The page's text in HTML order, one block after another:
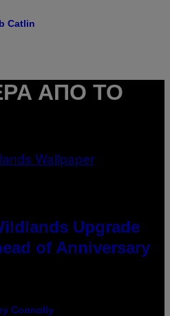
Catlin
ΑΠΌ ΤΟ
Upgrade
of Anniversary
Connolly